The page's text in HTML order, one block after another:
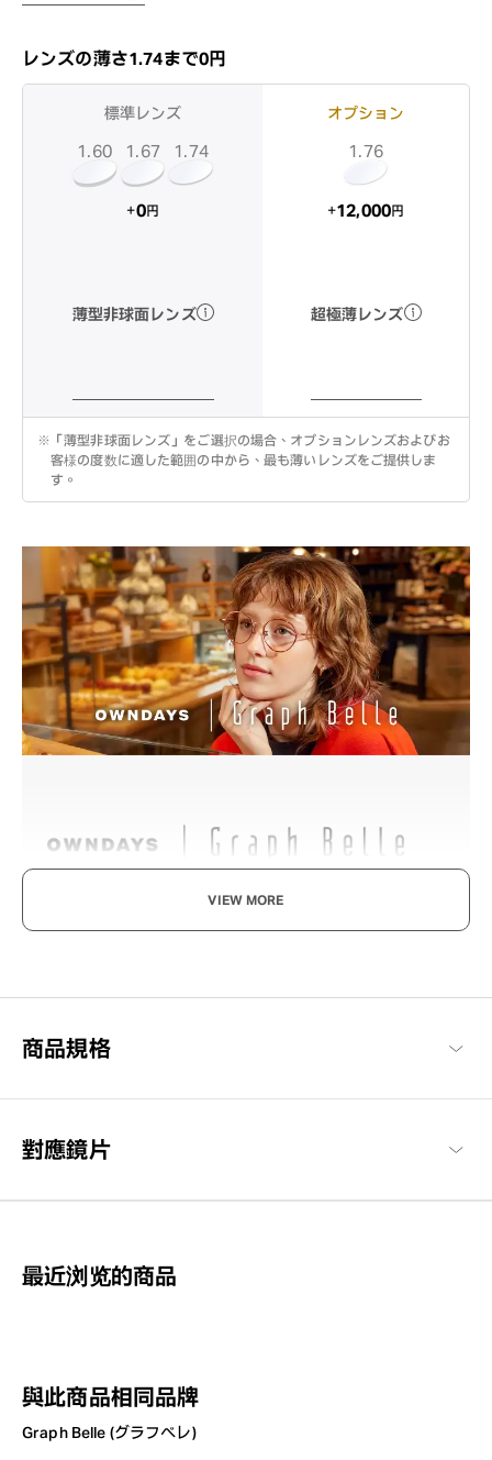
レンズの薄さ1.74まで0円
標準レンズ
1.60 1.67 1.74
+0円
薄型非球面レンズ
オプション
1.76
+12,000円
超極薄レンズ
※
「薄型非球面レンズ」をご選択の場合、オプションレンズおよびお
客様の度数に適した範囲の中から、最も薄いレンズをご提供しま
す。
既率性，又可愛。
VIEW MORE
商品規格
對應鏡片
最近浏览的商品
與此商品相同品牌
Graph Belle (グラフベレ)